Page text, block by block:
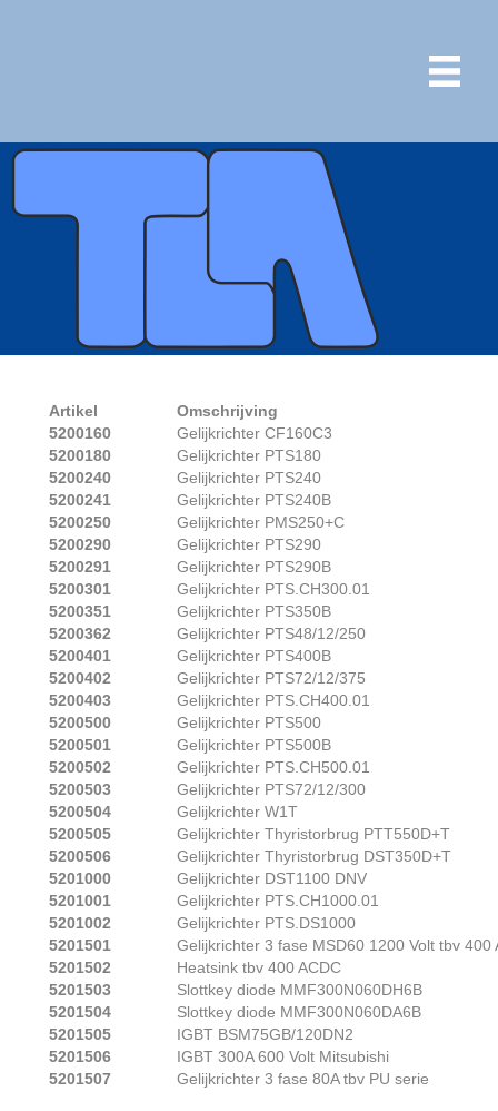
Artikel
Omschrijving
5200160
Gelijkrichter CF160C3
5200180
Gelijkrichter PTS180
5200240
Gelijkrichter PTS240
5200241
Gelijkrichter PTS240B
5200250
Gelijkrichter PMS250+C
5200290
Gelijkrichter PTS290
5200291
Gelijkrichter PTS290B
5200301
Gelijkrichter PTS.CH300.01
5200351
Gelijkrichter PTS350B
5200362
Gelijkrichter PTS48/12/250
5200401
Gelijkrichter PTS400B
5200402
Gelijkrichter PTS72/12/375
5200403
Gelijkrichter PTS.CH400.01
5200500
Gelijkrichter PTS500
5200501
Gelijkrichter PTS500B
5200502
Gelijkrichter PTS.CH500.01
5200503
Gelijkrichter PTS72/12/300
5200504
Gelijkrichter W1T
5200505
Gelijkrichter Thyristorbrug PTT550D+T
5200506
Gelijkrichter Thyristorbrug DST350D+T
5201000
Gelijkrichter DST1100 DNV
5201001
Gelijkrichter PTS.CH1000.01
5201002
Gelijkrichter PTS.DS1000
5201501
Gelijkrichter 3 fase MSD60 1200 Volt tbv 400
5201502
Heatsink tbv 400 ACDC
5201503
Slottkey diode MMF300N060DH6B
5201504
Slottkey diode MMF300N060DA6B
5201505
IGBT BSM75GB/120DN2
5201506
IGBT 300A 600 Volt Mitsubishi
5201507
Gelijkrichter 3 fase 80A tbv PU serie